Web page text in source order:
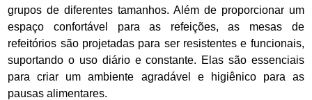
grupos de diferentes tamanhos. Além de proporcionar um
espaço confortável para as refeições, as mesas de
refeitórios são projetadas para ser resistentes e funcionais,
suportando o uso diário e constante. Elas são essenciais
para criar um ambiente agradável e higiênico para as
pausas alimentares.